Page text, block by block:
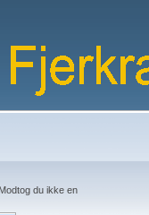
du ikke en